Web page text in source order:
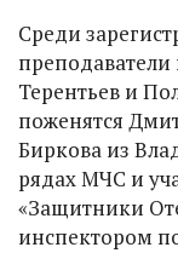
Среди
Терентьев и
поженятся
Биркова из
рядах МЧС и
«Защитники
инспектором